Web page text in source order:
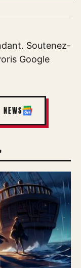
Soutenez-
Google
NEWS